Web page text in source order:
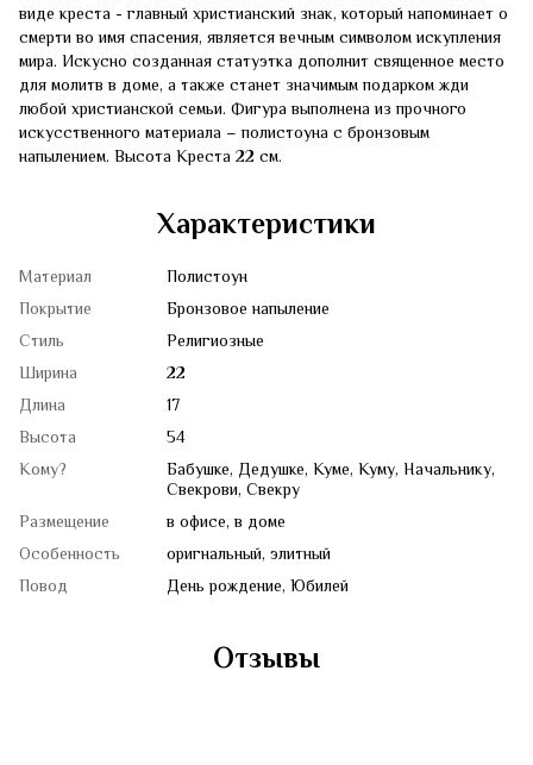
виде креста - главный христианский знак, который напоминает о
смерти во имя спасения, является вечным символом искупления
мира. Искусно созданная статуэтка дополнит священное место
для молитв в доме, а также станет значимым подарком жди
любой христианской семьи. Фигура выполнена из прочного
искусственного материала – полистоуна с бронзовым
напылением. Высота Креста 22 см.
Характеристики
Материал
Полистоун
Покрытие
Бронзовое напыление
Стиль
Религиозные
Ширина
22
Длина
17
Высота
54
Кому?
Бабушке, Дедушке, Куме, Куму, Начальнику,
Свекрови, Свекру
Размещение
в офисе, в доме
Особенность
оригнальный, элитный
Повод
День рождение, Юбилей
Отзывы